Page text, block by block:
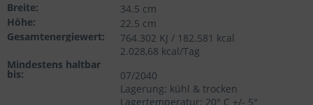
Wählen Sie nach Ihren individuellen Bedürfnissen
Cookies & Services aus:
Technisch erforderlich
Breite:
34.5 cm
Höhe:
22.5 cm
Gesamtenergiewert:
764.302 KJ / 182.581 kcal
2.028,68 kcal/Tag
Mindestens haltbar
bis:
07/2040
Lagerung: kühl & trocken
Lagertemperatur: 20° C +/- 5°